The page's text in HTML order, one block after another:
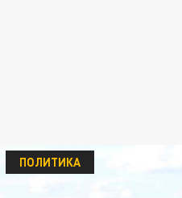
ПОЛИТИКА